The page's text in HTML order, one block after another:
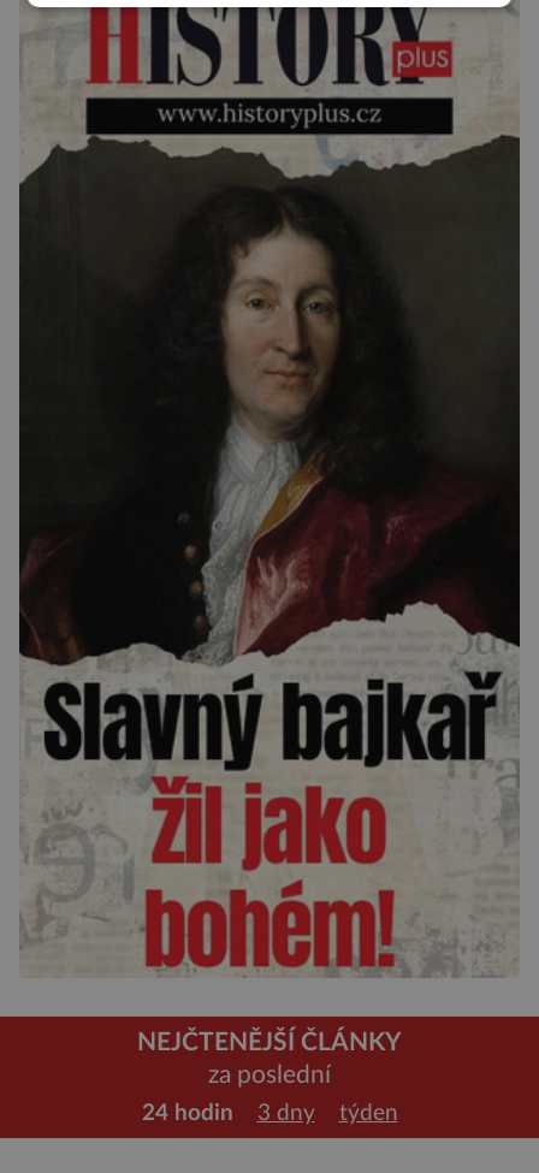
NEJČTENĚJŠÍ ČLÁNKY
za poslední
24 hodin 3 dny týden